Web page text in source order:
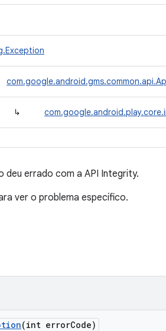
↳
deu errado com a API Integrity.
ver o problema específico.
(int errorCode)